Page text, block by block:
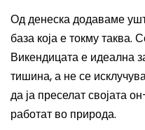
Од денеска додаваме
база која е токму таква.
Викендицата е идеална
тишина, а не се
да ја преселат својата
работат во природа.